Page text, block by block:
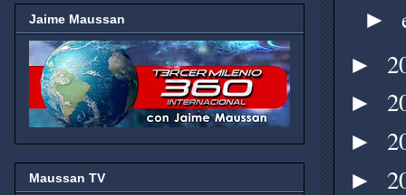
►
►
►
►
►
Jaime Maussan
Maussan TV